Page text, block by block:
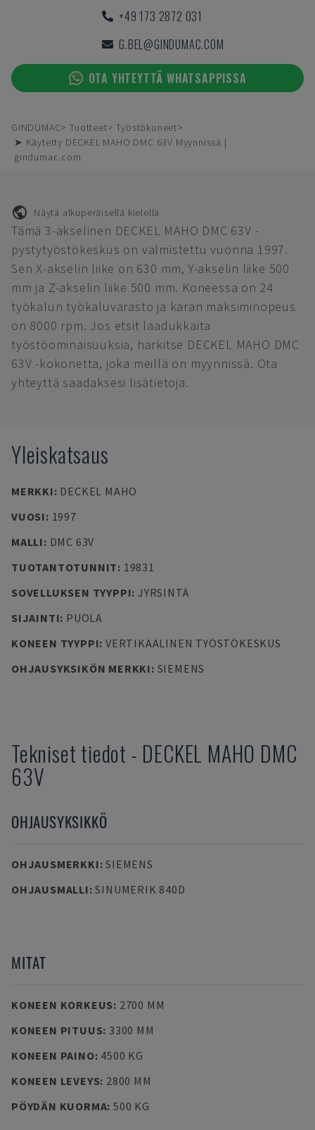
+49 173 2872 031
G.BEL@GINDUMAC.COM
OTA YHTEYTTÄ WHATSAPPISSA
GINDUMAC Tuotteet
Työstökoneet
➤ Käytetty DECKEL MAHO DMC 63V Myynnissä |
gindumac.com
Näytä alkuperäisellä kielellä
Tämä 3-akselinen DECKEL MAHO DMC 63V -
pystytyöstökeskus on valmistettu vuonna 1997.
Sen X-akselin liike on 630 mm, Y-akselin liike 500
mm ja Z-akselin liike 500 mm. Koneessa on 24
työkalun työkaluvarasto ja karan maksiminopeus
on 8000 rpm. Jos etsit laadukkaita
työstöominaisuuksia, harkitse DECKEL MAHO DMC
63V -kokonetta, joka meillä on myynnissä. Ota
yhteyttä saadaksesi lisätietoja.
Yleiskatsaus
MERKKI: DECKEL MAHO
VUOSI: 1997
MALLI: DMC 63V
TUOTANTOTUNNIT: 19831
SOVELLUKSEN TYYPPI: JYRSINTÄ
SIJAINTI: PUOLA
KONEEN TYYPPI: VERTIKAALINEN TYÖSTÖKESKUS
OHJAUSYKSIKÖN MERKKI: SIEMENS
Tekniset tiedot - DECKEL MAHO DMC
63V
OHJAUSYKSIKKÖ
OHJAUSMERKKI:SIEMENS
OHJAUSMALLI:SINUMERIK 840D
MITAT
KONEEN KORKEUS: 2700 MM
KONEEN PITUUS: 3300 MM
KONEEN PAINO: 4500 KG
KONEEN LEVEYS: 2800 MM
PÖYDÄN KUORMA: 500 KG